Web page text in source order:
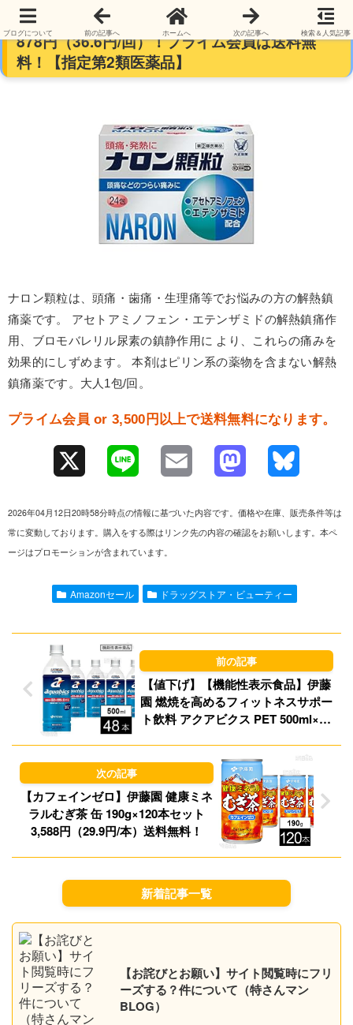
【大正製薬】ナロン顆粒 頭痛・生理痛に 24包
878円（36.6円/回）！プライム会員は送料無
料！【指定第2類医薬品】
ナロン顆粒は、頭痛・歯痛・生理痛等でお悩みの方の解熱鎮
痛薬です。 アセトアミノフェン・エテンザミドの解熱鎮痛作
用、ブロモバレリル尿素の鎮静作用に より、これらの痛みを
効果的にしずめます。 本剤はピリン系の薬物を含まない解熱
鎮痛薬です。大人1包/回。
プライム会員 or 3,500円以上で送料無料になります。
e
l o
o
n
y
2026年04月12日20時58分時点の情報に基づいた内容です。価格や在庫、販売条件等は
常に変動しております。購入をする際はリンク先の内容の確認をお願いします。本ペ
ージはプロモーションが含まれています。
Amazonセール ドラッグストア・ビューティー
【値下げ】【機能性表示食品】伊藤
園 燃焼を高めるフィットネスサポー
ト飲料 アクアビクス PET 500ml×48
【カフェインゼロ】伊藤園 健康ミネ
ラルむぎ茶 缶 190g×120本セット
3,588円（29.9円/本）送料無料！
新着記事一覧
【お詫びとお願い】サイト閲覧時にフリ
ーズする？件について（特さんマン
BLOG）
ブログについて 前の記事へ ホームへ 次の記事へ 検索＆人気記事